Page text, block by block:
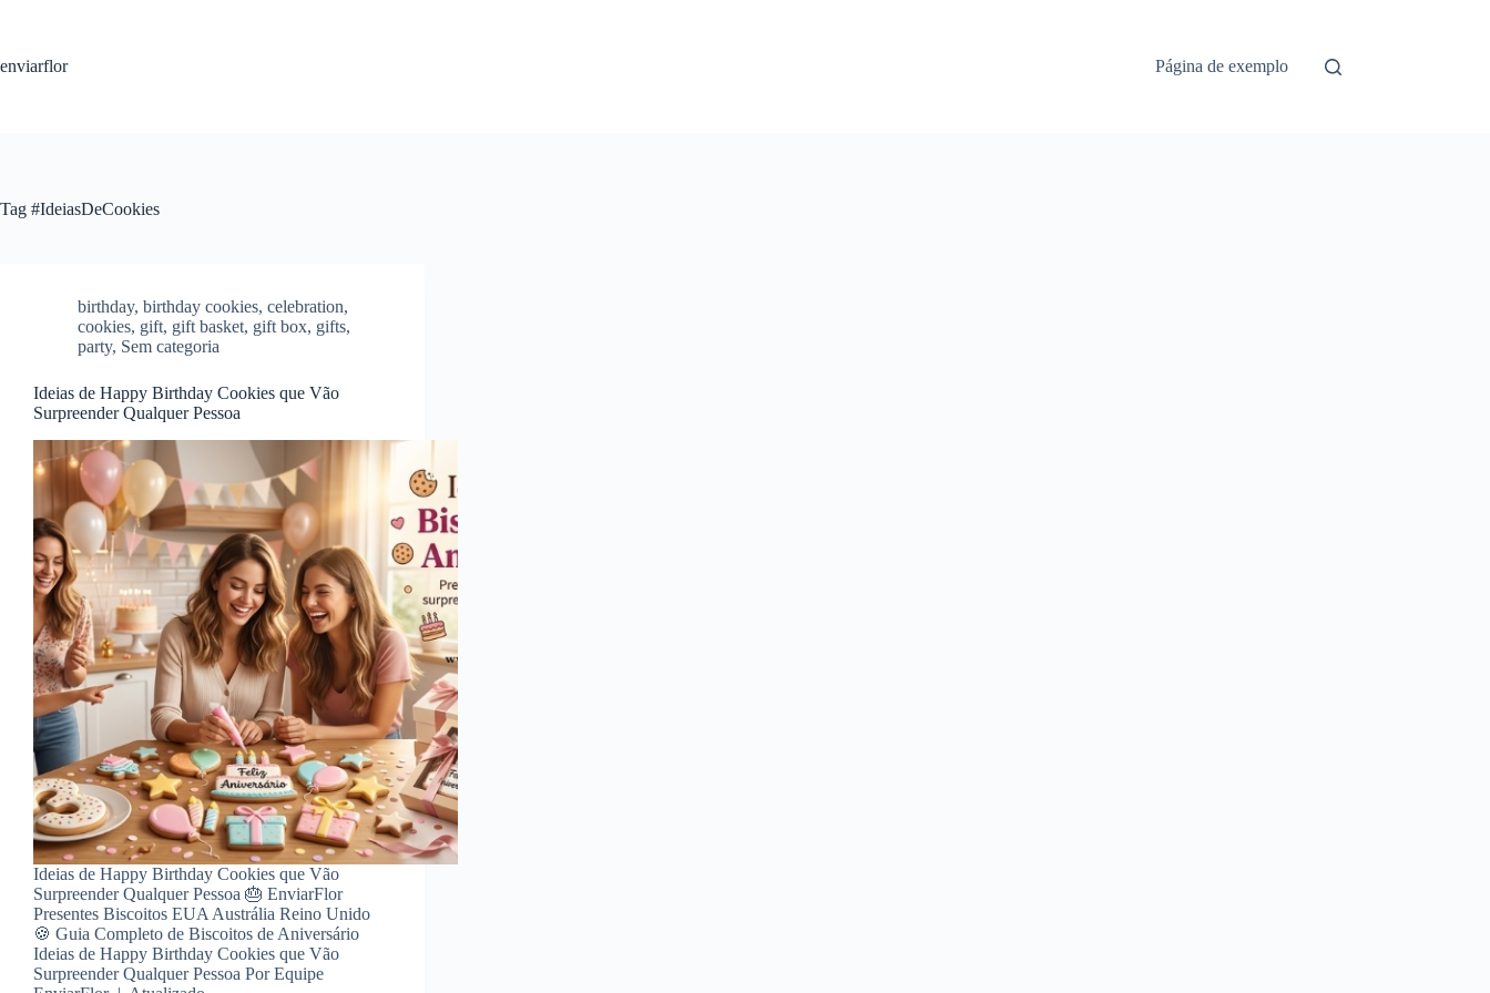
i
e
enviarflor Página de exemplo
Tag #IdeiasDeCookies
birthday, birthday cookies, celebration,
cookies, gift, gift basket, gift box, gifts,
party, Sem categoria
Ideias de Happy Birthday Cookies que Vão
Surpreender Qualquer Pessoa
Ideias de Happy Birthday Cookies que Vão
Surpreender Qualquer Pessoa 🎂 EnviarFlor
Presentes Biscoitos EUA Austrália Reino Unido
🍪 Guia Completo de Biscoitos de Aniversário
Ideias de Happy Birthday Cookies que Vão
Surpreender Qualquer Pessoa Por Equipe